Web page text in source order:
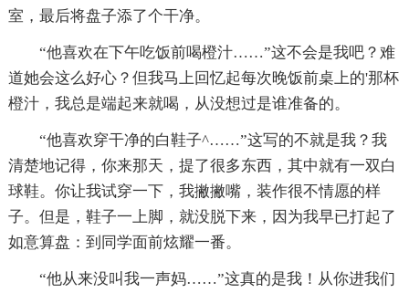
室，最后将盘子添了个干净。
“他喜欢在下午吃饭前喝橙汁……”这不会是我吧？难
道她会这么好心？但我马上回忆起每次晚饭前桌上的'那杯
橙汁，我总是端起来就喝，从没想过是谁准备的。
“他喜欢穿干净的白鞋子^……”这写的不就是我？我
清楚地记得，你来那天，提了很多东西，其中就有一双白
球鞋。你让我试穿一下，我撇撇嘴，装作很不情愿的样
子。但是，鞋子一上脚，就没脱下来，因为我早已打起了
如意算盘：到同学面前炫耀一番。
“他从来没叫我一声妈……”这真的是我！从你进我们